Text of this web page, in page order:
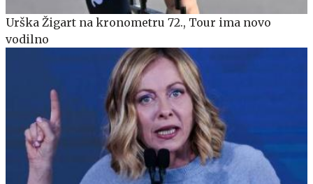
Urška Žigart na kronometru 72., Tour ima novo
vodilno